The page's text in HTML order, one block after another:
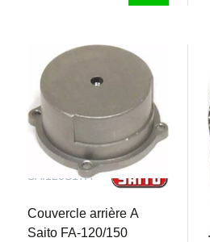
SAI120S17A
Couvercle arrière A
Saito FA-120/150